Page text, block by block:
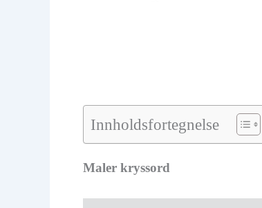
Innholdsfortegnelse
Maler kryssord